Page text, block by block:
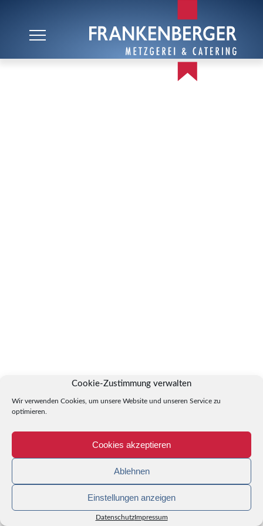
Cookie-Zustimmung verwalten
Wir verwenden Cookies, um unsere Website und unseren Service zu
optimieren.
Cookies akzeptieren
Ablehnen
Einstellungen anzeigen
DatenschutzImpressum